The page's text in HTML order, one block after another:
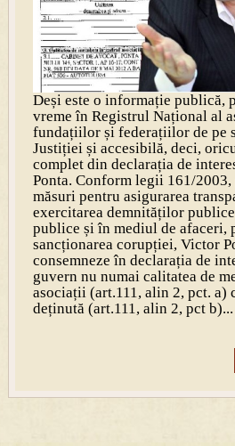
Deși este o informație publică,
vreme în Registrul Național al
fundațiilor și federațiilor de pe
Justiției și accesibilă, deci,
complet din declarația de
Ponta. Conform legii 161/
măsuri pentru asigurarea
exercitarea demnităților
publice și în mediul de afaceri,
sancționarea corupției, Victor
consemneze în declarația de
guvern nu numai calitatea de
asociații (art.111, alin 2, pct. a)
deținută (art.111, alin 2, pct b)...